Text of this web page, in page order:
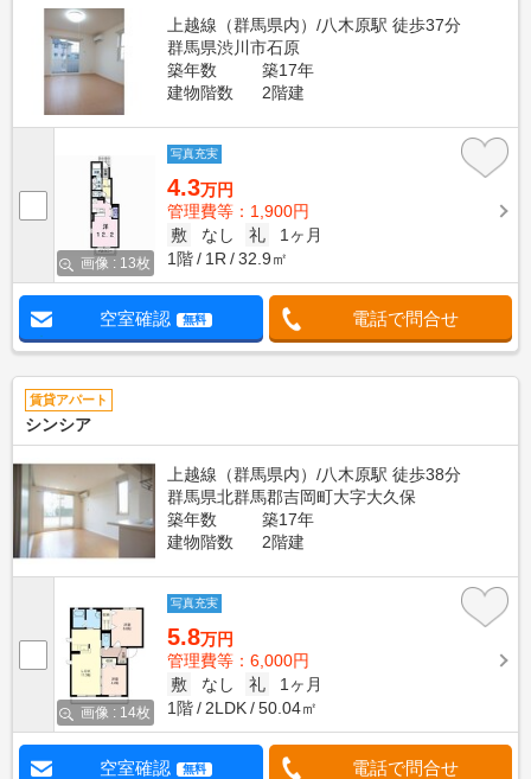
上越線（群馬県内）/八木原駅 徒歩37分
群馬県渋川市石原
築年数
築17年
建物階数
2階建
画像 : 13枚
写真充実
4.3万円
管理費等：1,900円
敷
なし 礼
1ヶ月
1階
1R 32.9㎡
空室確認 無料 電話で問合せ
賃貸アパート
シンシア
上越線（群馬県内）/八木原駅 徒歩38分
群馬県北群馬郡吉岡町大字大久保
築年数
築17年
建物階数
2階建
画像 : 14枚
写真充実
5.8万円
管理費等：6,000円
敷
なし 礼
1ヶ月
1階
2LDK 50.04㎡
空室確認 無料 電話で問合せ